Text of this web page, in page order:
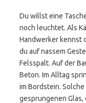
Du willst eine
noch leuchtet. Als
Handwerker kennst
du auf nassem
Felsspalt. Auf der
Beton. Im Alltag
im Bordstein.
gesprungenen